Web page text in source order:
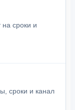
сроки и
сроки и канал